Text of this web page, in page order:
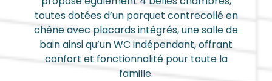
toutes dotées d’un parquet contrecollé en
chêne avec placards intégrés, une salle de
bain ainsi qu’un WC indépendant, offrant
confort et fonctionnalité pour toute la
famille.